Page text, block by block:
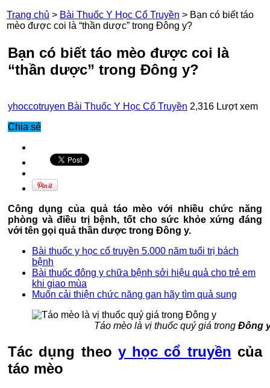
Trang chủ > Bài Thuốc Y Học Cổ Truyền > Bạn có biết táo
mèo được coi là “thần dược” trong Đông y?
Bạn có biết táo mèo được coi là
“thần dược” trong Đông y?
yhoccotruyen Bài Thuốc Y Học Cổ Truyền 2,316 Lượt xem
Chia sẻ
Công dụng của quả táo mèo với nhiều chức năng
phòng và điều trị bệnh, tốt cho sức khỏe xứng đáng
với tên gọi quả thần dược trong Đông y.
Bài thuốc y học cổ truyền 5.000 năm tuổi trị bách
bệnh
Bài thuốc đông y chữa bệnh sởi hiệu quả cho trẻ em
khi giao mùa
Muốn cải thiện chức năng gan hãy tìm quả sung
Táo mèo là vị thuốc quý giá trong Đông
Tác dụng theo y học cổ truyền của
táo mèo